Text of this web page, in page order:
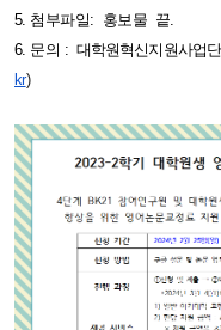
5. 첨부파일: 홍보물 끝.
6. 문의 : 대학원혁신지원사업
kr)